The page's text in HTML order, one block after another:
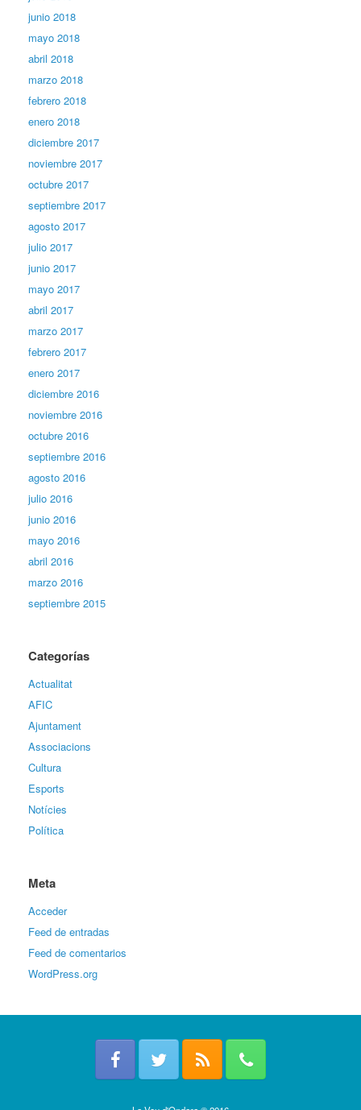
junio 2018
mayo 2018
abril 2018
marzo 2018
febrero 2018
enero 2018
diciembre 2017
noviembre 2017
octubre 2017
septiembre 2017
agosto 2017
julio 2017
junio 2017
mayo 2017
abril 2017
marzo 2017
febrero 2017
enero 2017
diciembre 2016
noviembre 2016
octubre 2016
septiembre 2016
agosto 2016
julio 2016
junio 2016
mayo 2016
abril 2016
marzo 2016
septiembre 2015
Categorías
Actualitat
AFIC
Ajuntament
Associacions
Cultura
Esports
Notícies
Política
Meta
Acceder
Feed de entradas
Feed de comentarios
WordPress.org